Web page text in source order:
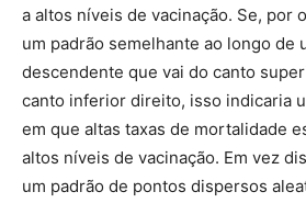
a altos níveis de vacinação. Se, por
um padrão semelhante ao longo de
descendente que vai do canto
canto inferior direito, isso indicaria
em que altas taxas de mortalidade
altos níveis de vacinação. Em vez
um padrão de pontos dispersos